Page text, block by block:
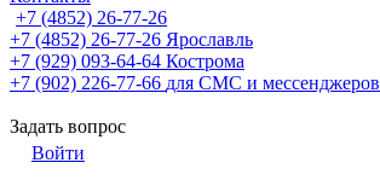
+7 (4852) 26-77-26
+7 (4852) 26-77-26 Ярославль
+7 (929) 093-64-64 Кострома
+7 (902) 226-77-66 для СМС и мессенджеров
Задать вопрос
Войти